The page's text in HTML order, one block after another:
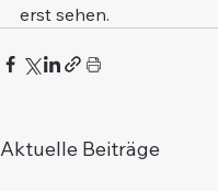
erst sehen.
Aktuelle Beiträge